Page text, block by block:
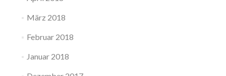
März 2018
Februar 2018
Januar 2018